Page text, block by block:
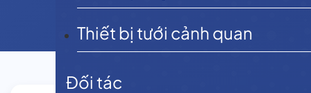
Thiết bị tưới cảnh quan
Đối tác